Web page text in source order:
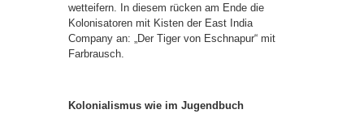
wetteifern. In diesem rücken am Ende die
Kolonisatoren mit Kisten der East India
Company an: „Der Tiger von Eschnapur“ mit
Farbrausch.
Kolonialismus wie im Jugendbuch